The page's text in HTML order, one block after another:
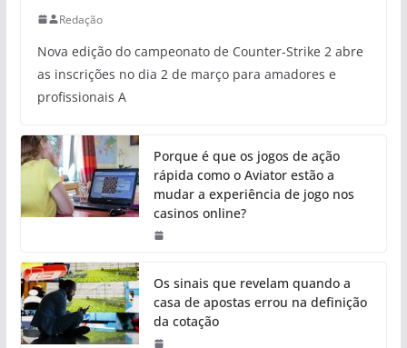
Redação
Nova edição do campeonato de Counter-Strike 2 abre
as inscrições no dia 2 de março para amadores e
profissionais A
Porque é que os jogos de ação
rápida como o Aviator estão a
mudar a experiência de jogo nos
casinos online?
Os sinais que revelam quando a
casa de apostas errou na definição
da cotação